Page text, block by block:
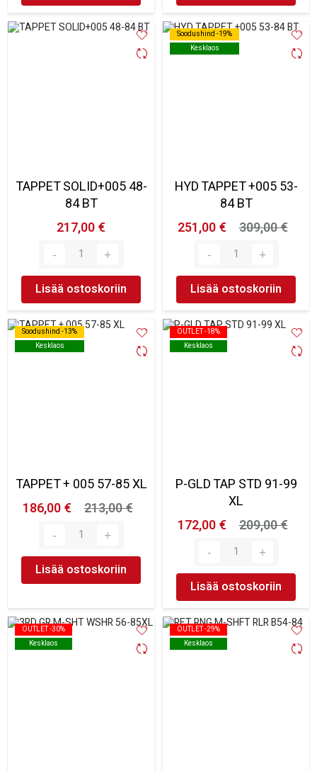
TAPPET SOLID+005 48-
84 BT
217,00 €
Lisää ostoskoriin
Soodushind -19%
Kesklaos
Soodushind -19%
Kesklaos
HYD TAPPET +005 53-
84 BT
251,00 €
309,00 €
Lisää ostoskoriin
Soodushind -13%
Kesklaos
Soodushind -13%
Kesklaos
TAPPET + 005 57-85 XL
186,00 €
213,00 €
Lisää ostoskoriin
OUTLET -18%
Kesklaos
OUTLET -18%
Kesklaos
P-GLD TAP STD 91-99
XL
172,00 €
209,00 €
Lisää ostoskoriin
OUTLET -30%
Kesklaos
OUTLET -30%
Kesklaos
OUTLET -29%
Kesklaos
OUTLET -29%
Kesklaos